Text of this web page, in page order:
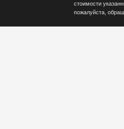
стоимости
пожалуйста,